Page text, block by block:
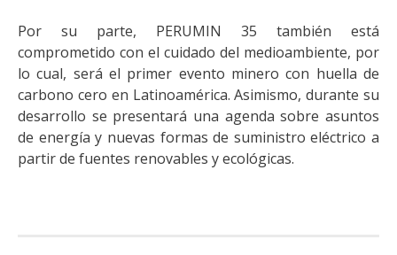
Por su parte, PERUMIN 35 también está
comprometido con el cuidado del medioambiente, por
lo cual, será el primer evento minero con huella de
carbono cero en Latinoamérica. Asimismo, durante su
desarrollo se presentará una agenda sobre asuntos
de energía y nuevas formas de suministro eléctrico a
partir de fuentes renovables y ecológicas.